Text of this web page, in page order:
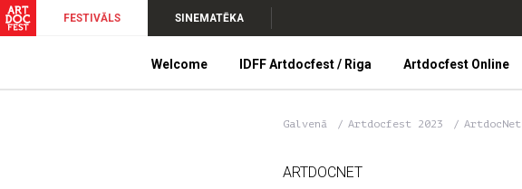
FESTIVĀLS SINEMATĒKA
Welcome IDFF Artdocfest / Riga Artdocfest Online
Galvenā Artdocfest 2023 ArtdocNet
ARTDOCNET